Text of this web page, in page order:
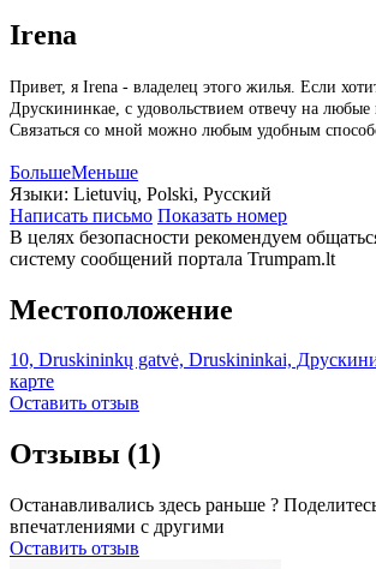
Irena
Привет, я Irena - владелец этого жилья. Если
Друскининкае, с удовольствием отвечу на
Связаться со мной можно любым удобным
БольшеМеньше
Языки: Lietuvių, Polski, Русский
Написать письмо Показать номер
В целях безопасности рекомендуем
систему сообщений портала Trumpam.lt
Местоположение
10, Druskininkų gatvė, Druskininkai,
карте
Оставить отзыв
Отзывы (1)
Останавливались здесь раньше ?
впечатлениями с другими
Оставить отзыв